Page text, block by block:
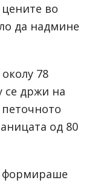
во
да надмине
78
се држи на
петочното
од 80
формираше